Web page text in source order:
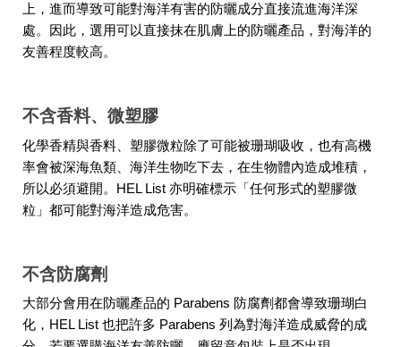
上，進而導致可能對海洋有害的防曬成分直接流進海洋深
處。因此，選用可以直接抹在肌膚上的防曬產品，對海洋的
友善程度較高。
不含香料、微塑膠
化學香精與香料、塑膠微粒除了可能被珊瑚吸收，也有高機
率會被深海魚類、海洋生物吃下去，在生物體內造成堆積，
所以必須避開。HEL List 亦明確標示「任何形式的塑膠微
粒」都可能對海洋造成危害。
不含防腐劑
大部分會用在防曬產品的 Parabens 防腐劑都會導致珊瑚白
化，HEL List 也把許多 Parabens 列為對海洋造成威脅的成